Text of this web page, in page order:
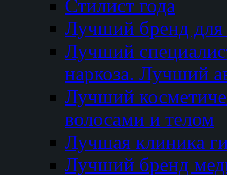
Стилист года
Лучший бренд
Лучший
наркоза. Лучший
Лучший
волосами и телом
Лучшая клиника
Лучший бренд